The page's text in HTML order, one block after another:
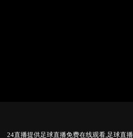
24直播提供足球直播免费在线观看,足球直